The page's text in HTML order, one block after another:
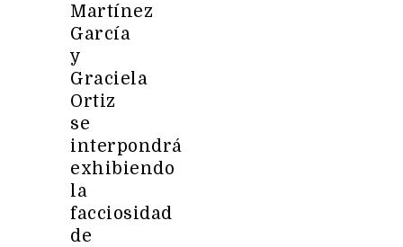
Martínez
García
y
Graciela
Ortiz
se
interpondrá
exhibiendo
la
facciosidad
de